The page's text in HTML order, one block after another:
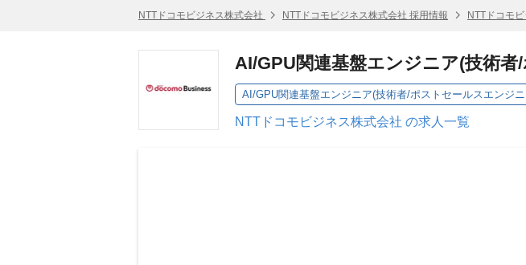
NTTドコモビジネス株式会社 NTTドコモビジネス株式会社 採用情報 NTTドコモ
AI/GPU関連基盤エンジニア(技術
AI/GPU関連基盤エンジニア(技術者/ポストセールスエンジ
NTTドコモビジネス株式会社 の求人一覧